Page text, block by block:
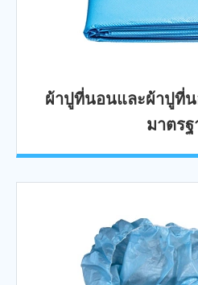
ผ้าปูที่นอนและผ้าปูที่
มาตร